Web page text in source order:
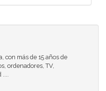
con más de 15 años de
ordenadores, TV,